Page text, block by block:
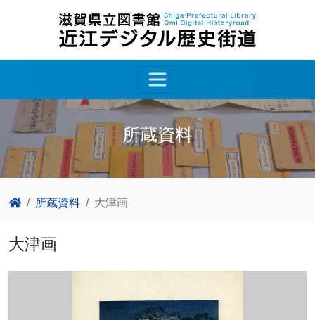
所蔵資料
所蔵資料 大津画
大津画